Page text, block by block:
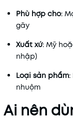
Phù hợp cho:
gãy
Xuất xứ: Mỹ
nhập)
Loại sản phẩm
nhuộm
Ai nên